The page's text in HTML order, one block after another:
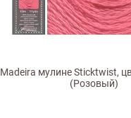
Madeira мулине Sticktwist,
(Розовый)